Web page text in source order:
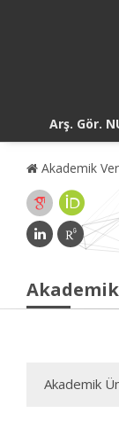
Arş. Gör.
Akademik
Akademik